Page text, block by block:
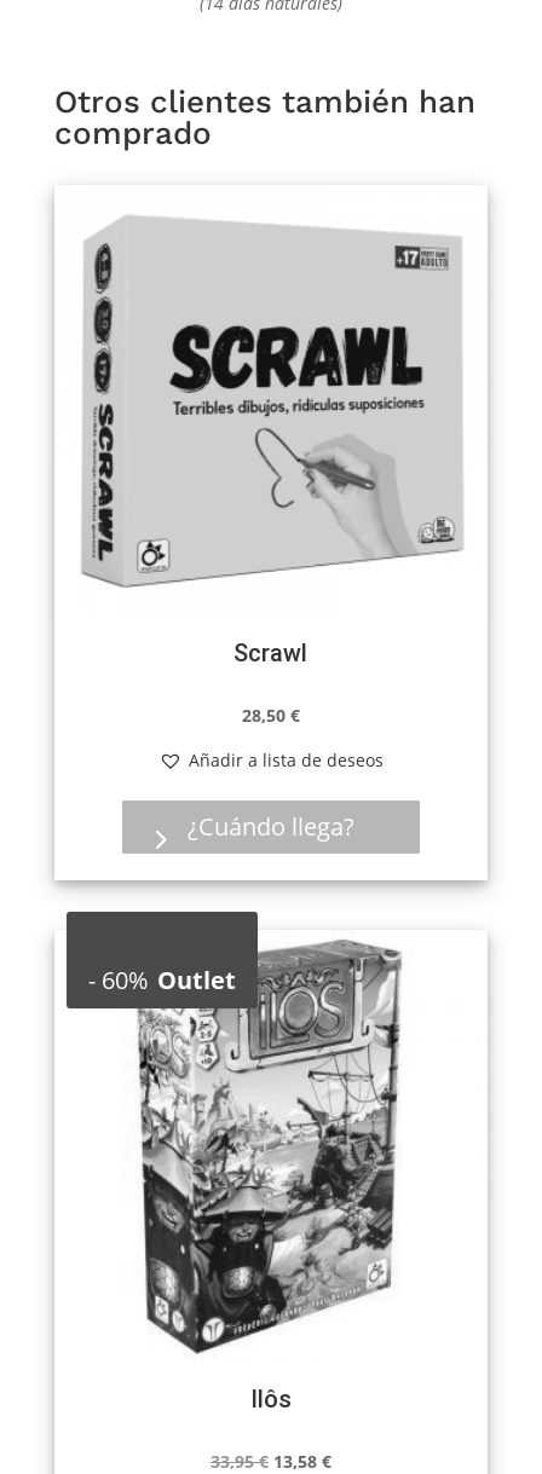
Otros clientes también han
comprado
Scrawl
28,50 €
Añadir a lista de deseos
¿Cuándo llega?
-60% Outlet
Ilôs
33,95€ El
13,58 €El